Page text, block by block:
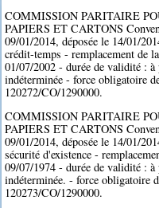
COMMISSION PARITAIRE
PAPIERS ET CARTONS
09/01/2014, déposée le 14/01/
crédit-temps - remplacement de
01/07/2002 - durée de validité :
indéterminée - force obligatoire
120272/CO/1290000.
COMMISSION PARITAIRE
PAPIERS ET CARTONS
09/01/2014, déposée le 14/01/
sécurité d'existence -
09/07/1974 - durée de validité :
indéterminée. - force obligatoire
120273/CO/1290000.